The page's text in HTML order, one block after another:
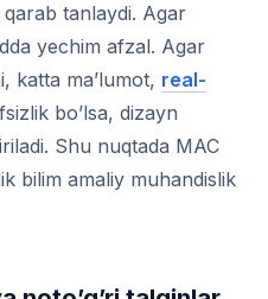
tanlaydi. Agar
yechim afzal. Agar
katta ma’lumot, real-
bo’lsa, dizayn
Shu nuqtada MAC
bilim amaliy muhandislik